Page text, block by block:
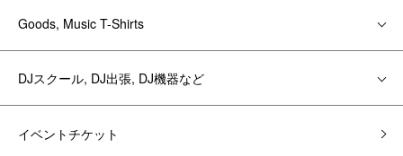
Goods, Music T-Shirts
DJスクール, DJ出張, DJ機器など
イベントチケット